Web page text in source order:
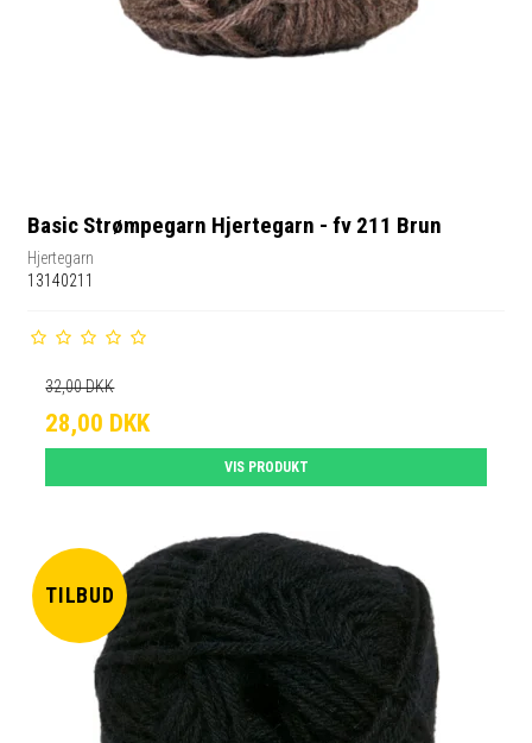
Basic Strømpegarn Hjertegarn - fv 211 Brun
Hjertegarn
13140211
32,00 DKK
28,00 DKK
VIS PRODUKT
TILBUD